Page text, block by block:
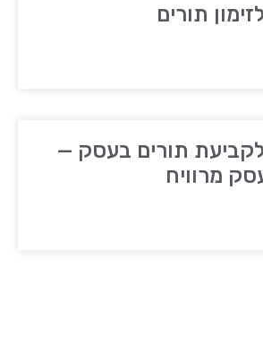
תורים
תורים בעסק —
מרוויח